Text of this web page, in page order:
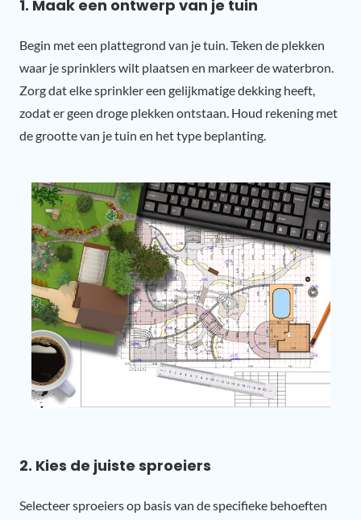
1. Maak een ontwerp van je tuin
Begin met een plattegrond van je tuin. Teken de plekken
waar je sprinklers wilt plaatsen en markeer de waterbron.
Zorg dat elke sprinkler een gelijkmatige dekking heeft,
zodat er geen droge plekken ontstaan. Houd rekening met
de grootte van je tuin en het type beplanting.
2. Kies de juiste sproeiers
Selecteer sproeiers op basis van de specifieke behoeften